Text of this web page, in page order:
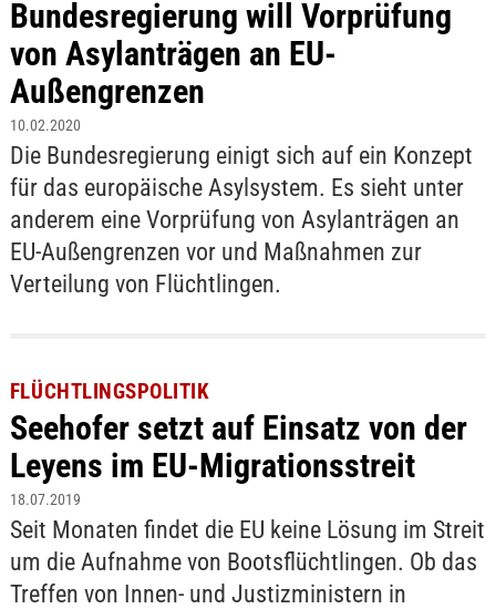
Bundesregierung will Vorprüfung
von Asylanträgen an EU-
Außengrenzen
10.02.2020
Die Bundesregierung einigt sich auf ein Konzept
für das europäische Asylsystem. Es sieht unter
anderem eine Vorprüfung von Asylanträgen an
EU-Außengrenzen vor und Maßnahmen zur
Verteilung von Flüchtlingen.
FLÜCHTLINGSPOLITIK
Seehofer setzt auf Einsatz von der
Leyens im EU-Migrationsstreit
18.07.2019
Seit Monaten findet die EU keine Lösung im Streit
um die Aufnahme von Bootsflüchtlingen. Ob das
Treffen von Innen- und Justizministern in